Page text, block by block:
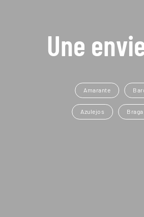
Une
Amarante
Azulejos Braga